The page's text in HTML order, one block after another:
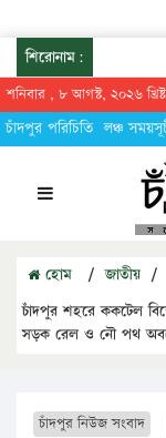
শিরোনাম:
শনিবার , ৮ আগস্ট, ২০২৬
চাঁদপুর পরিচিতি লঞ্চ
হোম / জাতীয় /
চাঁদপুর শহরে ককটেল
সড়ক রেল ও নৌ পথ
চাঁদপুর নিউজ সংবাদ